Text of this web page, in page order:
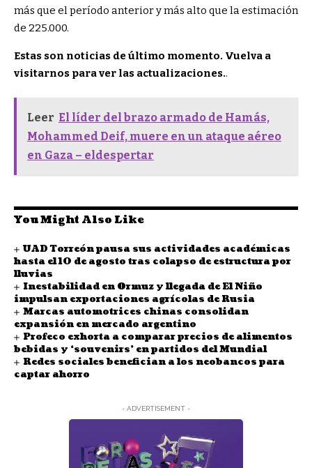
más que el período anterior y más alto que la estimación
de 225.000.
Estas son noticias de último momento. Vuelva a
visitarnos para ver las actualizaciones..
Leer El líder del brazo armado de Hamás,
Mohammed Deif, muere en un ataque aéreo
en Gaza – eldespertar
You Might Also Like
UAD Torreón pausa sus actividades académicas
hasta el 10 de agosto tras colapso de estructura por
lluvias
Inestabilidad en Ormuz y llegada de El Niño
impulsan exportaciones agrícolas de Rusia
Marcas automotrices chinas consolidan
expansión en mercado argentino
Profeco exhorta a comparar precios de alimentos
bebidas y ‘souvenirs’ en partidos del Mundial
Redes sociales benefician a los neobancos para
captar ahorro
- ADVERTISEMENT -